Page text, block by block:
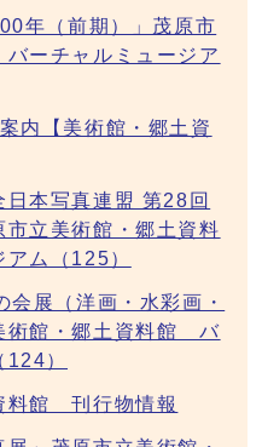
年（前期）」茂原市
ーチャルミュージア
内【美術館・郷土資
本写真連盟 第28回
立美術館・郷土資料
ム（125）
展（洋画・水彩画・
術館・郷土資料館 バ
）
料館 刊行物情報